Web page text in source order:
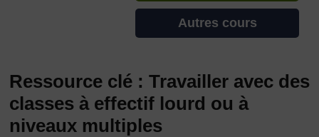
Autres cours
Ressource clé : Travailler avec des
classes à effectif lourd ou à
niveaux multiples